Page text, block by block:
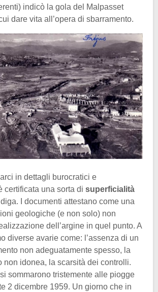
indicò la gola del Malpasset
dare vita all’opera di sbarramento.
in dettagli burocratici e
certificata una sorta di superficialità
I documenti attestano come una
geologiche (e non solo) non
dell’argine in quel punto. A
diverse avarie come: l’assenza di un
non adeguatamente spesso, la
non idonea, la scarsità dei controlli.
sommarono tristemente alle piogge
2 dicembre 1959. Un giorno che in